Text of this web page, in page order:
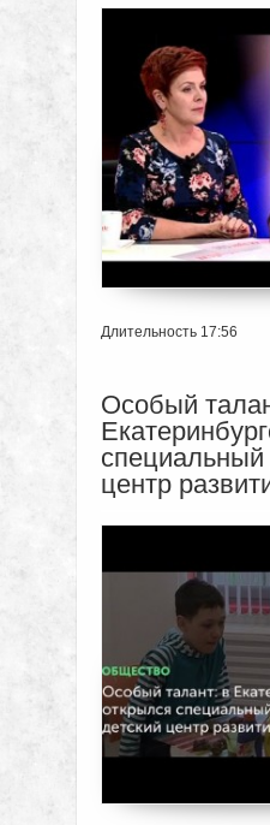
Длительность 17:56
Особый
специальный
центр